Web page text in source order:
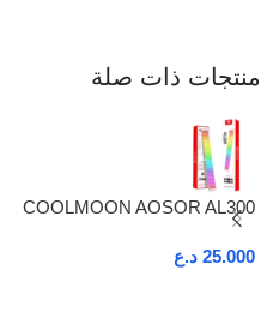
منتجات ذات صلة
COOLMOON AOSOR AL300
25.000 د.ع